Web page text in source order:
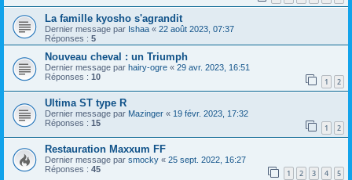
La famille kyosho s'agrandit
Dernier message par Ishaa « 22 août 2023, 07:37
Réponses : 5
Nouveau cheval : un Triumph
Dernier message par hairy-ogre « 29 avr. 2023, 16:51
Réponses : 10 1 2
Ultima ST type R
Dernier message par Mazinger « 19 févr. 2023, 17:32
Réponses : 15 1 2
Restauration Maxxum FF
Dernier message par smocky « 25 sept. 2022, 16:27
Réponses : 45 1 2 3 4 5